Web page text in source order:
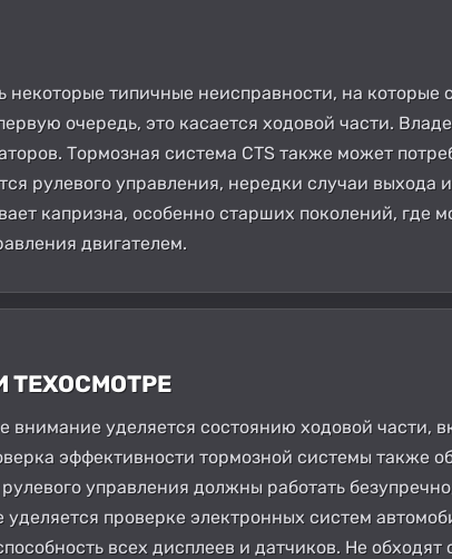
типичные неисправности, на которые
очередь, это касается ходовой части.
Тормозная система CTS также может
рулевого управления, нередки случаи выхода
капризна, особенно старших поколений, где
двигателем.
ТЕХОСМОТРЕ
уделяется состоянию ходовой части,
эффективности тормозной системы также
управления должны работать
проверке электронных систем
всех дисплеев и датчиков. Не обходят